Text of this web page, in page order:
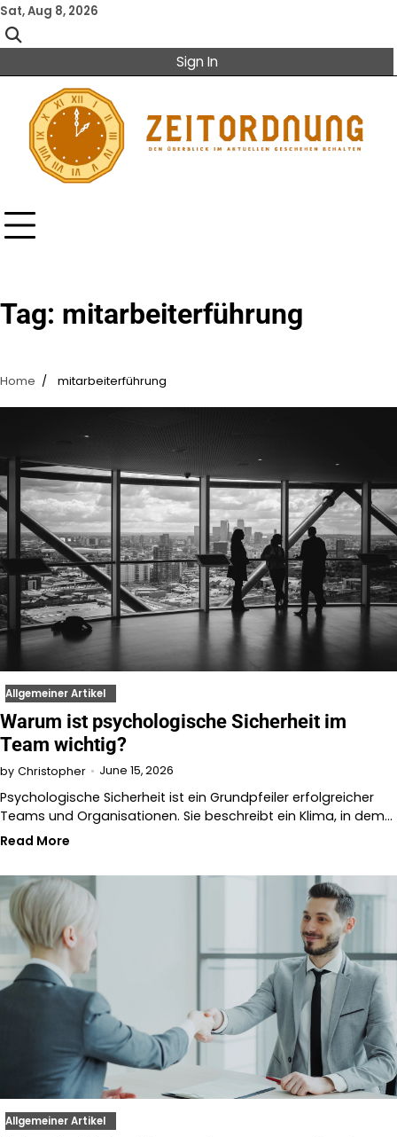
Skip
to
content
Sat, Aug 8, 2026
Sign In
Tag: mitarbeiterführung
Home mitarbeiterführung
Allgemeiner Artikel
Warum ist psychologische Sicherheit im
Team wichtig?
by Christopher June 15, 2026
Psychologische Sicherheit ist ein Grundpfeiler erfolgreicher
Teams und Organisationen. Sie beschreibt ein Klima, in dem…
Read More
Allgemeiner Artikel